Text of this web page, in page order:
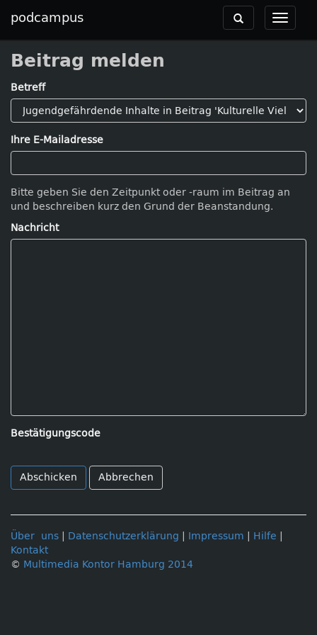
podcampus
Toggle
Toggle
navigation
Beitrag melden
Betreff
Ihre E-Mailadresse
Bitte geben Sie den Zeitpunkt oder -raum im Beitrag an
und beschreiben kurz den Grund der Beanstandung.
Nachricht
Bestätigungscode
Abbrechen
Über uns Datenschutzerklärung Impressum Hilfe
Kontakt
© Multimedia Kontor Hamburg 2014